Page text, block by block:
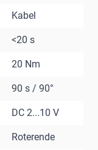
Kabel
<20 s
20 Nm
90 s / 90°
DC 2...10 V
Roterende